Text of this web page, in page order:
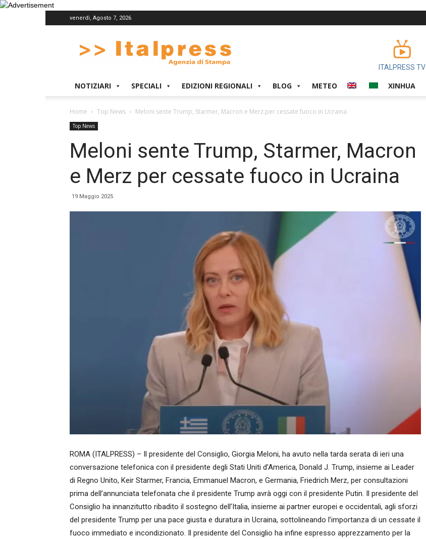
venerdì, Agosto 7, 2026
ITALPRESS TV
NOTIZIARI SPECIALI EDIZIONI REGIONALI BLOG METEO XINHUA
Home Top News Meloni sente Trump, Starmer, Macron e Merz per cessate fuoco in Ucraina
Top News
Meloni sente Trump, Starmer, Macron
e Merz per cessate fuoco in Ucraina
19 Maggio 2025
ROMA (ITALPRESS) – Il presidente del Consiglio, Giorgia Meloni, ha avuto nella tarda serata di ieri una
conversazione telefonica con il presidente degli Stati Uniti d’America, Donald J. Trump, insieme ai Leader
di Regno Unito, Keir Starmer, Francia, Emmanuel Macron, e Germania, Friedrich Merz, per consultazioni
prima dell’annunciata telefonata che il presidente Trump avrà oggi con il presidente Putin. Il presidente del
Consiglio ha innanzitutto ribadito il sostegno dell’Italia, insieme ai partner europei e occidentali, agli sforzi
del presidente Trump per una pace giusta e duratura in Ucraina, sottolineando l’importanza di un cessate il
fuoco immediato e incondizionato. Il presidente del Consiglio ha infine espresso apprezzamento per la